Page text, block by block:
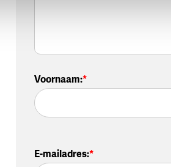
Voornaam:
E-mailadres: